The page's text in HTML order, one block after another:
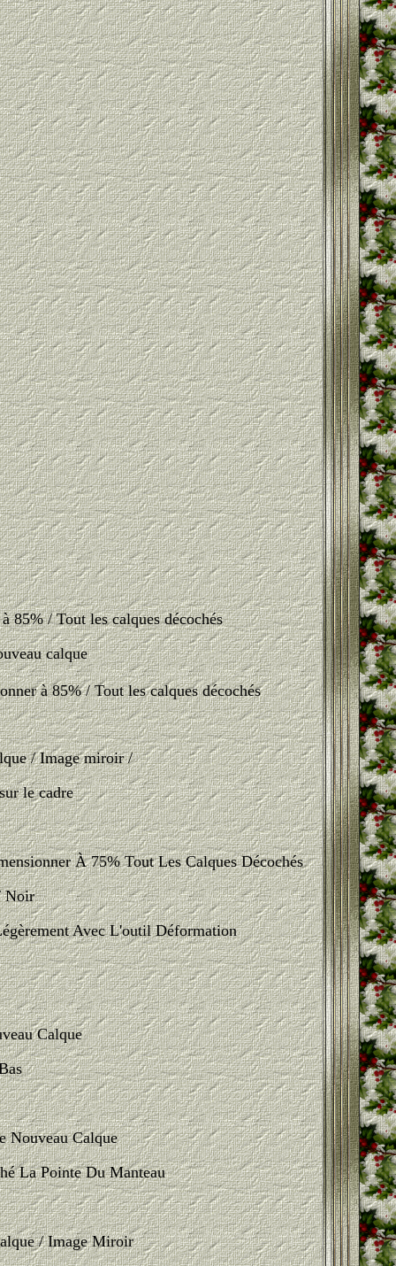
85% / Tout les calques décochés
calque
à 85% / Tout les calques décochés
/ Image miroir /
le cadre
À 75% Tout Les Calques Décochés
Noir
Avec L'outil Déformation
Calque
Nouveau Calque
La Pointe Du Manteau
/ Image Miroir